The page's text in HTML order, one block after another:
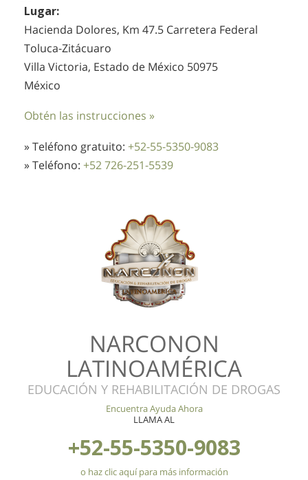
Lugar:
Hacienda Dolores, Km 47.5 Carretera Federal
Toluca-Zitácuaro
Villa Victoria, Estado de México 50975
México
Obtén las instrucciones »
» Teléfono gratuito: +52-55-5350-9083
» Teléfono: +52 726-251-5539
NARCONON
LATINOAMÉRICA
EDUCACIÓN Y REHABILITACIÓN DE DROGAS
Encuentra Ayuda Ahora
LLAMA AL
+52-55-5350-9083
o haz clic aquí para más información